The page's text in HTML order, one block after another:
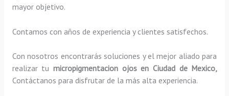
mayor objetivo.
Contamos con años de experiencia y clientes satisfechos.
Con nosotros encontrarás soluciones y el mejor aliado para
realizar tumicropigmentacion ojos en Ciudad de Mexico,
Contáctanos para disfrutar de la más alta experiencia.